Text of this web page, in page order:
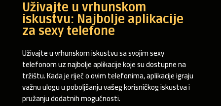
Uživajte u vrhunskom
iskustvu: Najbolje aplikacije
za sexy telefone
Uživajte u vrhunskom iskustvu sa svojim sexy
telefonom uz najbolje aplikacije koje su dostupne na
tržištu. Kada je riječ o ovim telefonima, aplikacije igraju
važnu ulogu u poboljšanju vašeg korisničkog iskustva i
pružanju dodatnih mogućnosti.